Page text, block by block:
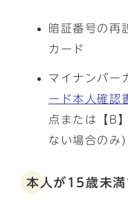
暗証番号の再
カード
マイナンバー
ード本人確認
点または【B
ない場合のみ)
本人が15歳未満